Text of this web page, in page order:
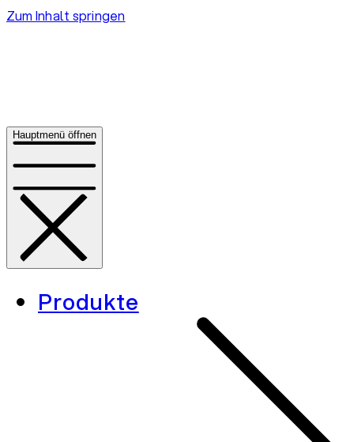
Zum Inhalt springen
Hauptmenü öffnen
Produkte